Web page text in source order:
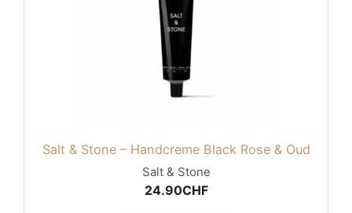
Salt & Stone – Handcreme Black Rose & Oud
Salt & Stone
24.90CHF